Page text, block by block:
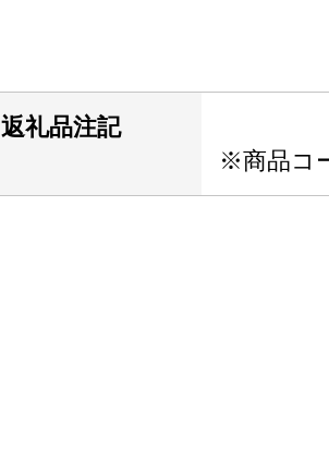
返礼品注記
※商品コ